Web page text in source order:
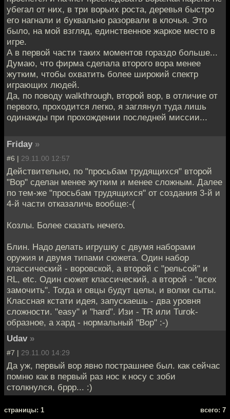
убегал от них, в три ворьих роста, деревья быстро
его нагнали и буквально разорвали в клочья. Это
было, на мой взгляд, единственное жаркое место в
игре.
А в первой части таких моментов гораздо больше...
Думаю, что фирма сделала второго вора менее
жутким, чтобы охватить более широкий спектр
играющих людей.
Да, по поводу walkthrough, второй вор, в отличие от
первого, проходится легко, я заглянул туда лишь
одинажды при прохождении последней миссии...
Friday »
#6 | 29.11.00 12:57
Действительно, по "просьбам трудящихся" второй
"Вор" сделан менее жутким и менее сложным. Далее
по тем-же "просьбам трудящихся" от создания 3-й и
4-й части отказаличь вообще:-(
Козлы. Более сказать нечего.
Блин. Надо делать игрушку с двумя наборами
оружия и двумя типами сюжета. Один набор
классический - воровской, а второй с "рельсой" и
RL, etc. Один сюжет классический, а второй - "всех
замочить". Тогда и овцы будут целы, и волки сыты.
Классная кстати идея, запускаешь - два уровня
сложности. "easy" и "hard". Изи - TR или Turok-
образное, а хард - нормальный "Вор" :-)
Udav »
#7 | 29.11.00 14:29
Да уж, первый вор явно пострашнее был. как сейчас
помню как в первый раз нос к носу с зоби
столкнулся, бррр... :)
cтраницы: 1 всего: 7